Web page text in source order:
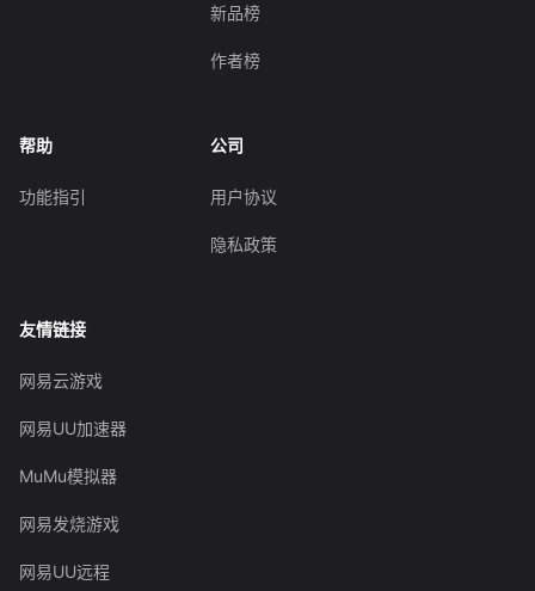
新品榜
作者榜
帮助
功能指引
公司
用户协议
隐私政策
友情链接
网易云游戏
网易UU加速器
MuMu模拟器
网易发烧游戏
网易UU远程